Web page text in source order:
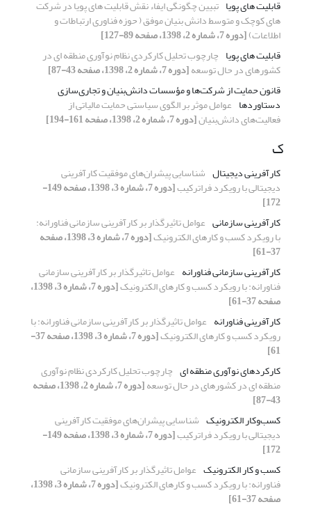
قابلیت های پویا تبیین چگونگی ایفاء نقش قابلیت های پویا در شرکت
های کوچک و متوسط دانش بنیان موفق ( حوزه فناوری ارتباطات و
اطلاعات)[دوره 7، شماره 2، 1398، صفحه 89-127]
قابلیت های پویا چارچوب تحلیل کارکردی نظام نوآوری منطقه ای در
کشورهای در حال توسعه[دوره 7، شماره 2، 1398، صفحه 43-87]
قانون حمایت از شرکت‌ها و مؤسسات دانش‌بنیان و تجاری‌سازی
دستاوردها عوامل موثر بر الگوی سیاستی حمایت مالیاتی از
فعالیت‌های دانش‌بنیان[دوره 7، شماره 2، 1398، صفحه 161-194]
ک
کارآفرینی دیجیتال شناسایی پیشران‌های موفقیت کارآفرینی
دیجیتالی با رویکرد فراترکیب [دوره 7، شماره 3، 1398، صفحه 149-
172]
کارآفرینی سازمانی عوامل تاثیرگذار بر کارآفرینی سازمانی فناورانه:
با رویکرد کسب و کارهای الکترونیک [دوره 7، شماره 3، 1398، صفحه
37-61]
کارآفرینی سازمانی فناورانه عوامل تاثیرگذار بر کارآفرینی سازمانی
فناورانه: با رویکرد کسب و کارهای الکترونیک [دوره 7، شماره 3، 1398،
صفحه 37-61]
کارآفرینی فناورانه عوامل تاثیرگذار بر کارآفرینی سازمانی فناورانه: با
رویکرد کسب و کارهای الکترونیک [دوره 7، شماره 3، 1398، صفحه 37-
61]
کارکردهای نوآوری منطقه ای چارچوب تحلیل کارکردی نظام نوآوری
منطقه ای در کشورهای در حال توسعه [دوره 7، شماره 2، 1398، صفحه
43-87]
کسب‌وکار الکترونیک شناسایی پیشران‌های موفقیت کارآفرینی
دیجیتالی با رویکرد فراترکیب [دوره 7، شماره 3، 1398، صفحه 149-
172]
کسب و کار الکترونیک عوامل تاثیرگذار بر کارآفرینی سازمانی
فناورانه: با رویکرد کسب و کارهای الکترونیک [دوره 7، شماره 3، 1398،
صفحه 37-61]